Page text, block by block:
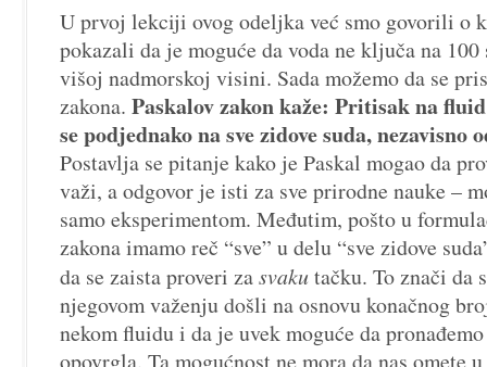
U prvoj lekciji ovog odeljka već smo govorili o
pokazali da je moguće da voda ne ključa na
višoj nadmorskoj visini. Sada možemo da se
zakona. Paskalov zakon kaže: Pritisak na
se podjednako na sve zidove suda, nezavisno
Postavlja se pitanje kako je Paskal mogao da
važi, a odgovor je isti za sve prirodne nauke –
samo eksperimentom. Međutim, pošto u
zakona imamo reč “sve” u delu “sve zidove
da se zaista proveri zasvakutačku. To znači da
njegovom važenju došli na osnovu konačnog
nekom fluidu i da je uvek moguće da
opovrgla. Ta mogućnost ne mora da nas omete